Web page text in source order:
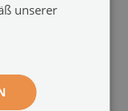
unserer